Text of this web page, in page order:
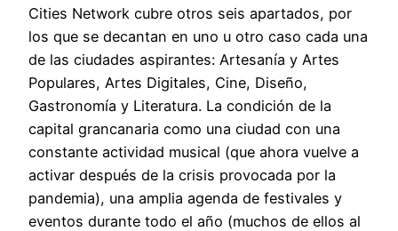
Cities Network cubre otros seis apartados, por
los que se decantan en uno u otro caso cada una
de las ciudades aspirantes: Artesanía y Artes
Populares, Artes Digitales, Cine, Diseño,
Gastronomía y Literatura. La condición de la
capital grancanaria como una ciudad con una
constante actividad musical (que ahora vuelve a
activar después de la crisis provocada por la
pandemia), una amplia agenda de festivales y
eventos durante todo el año (muchos de ellos al